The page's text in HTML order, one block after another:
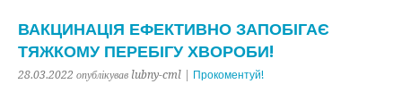
ВАКЦИНАЦІЯ ЕФЕКТИВНО ЗАПОБІГАЄ
ТЯЖКОМУ ПЕРЕБІГУ ХВОРОБИ!
28.03.2022 опублікував lubny-cml | Прокоментуй!